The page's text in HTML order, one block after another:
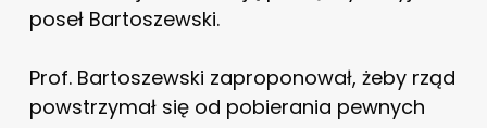
poseł Bartoszewski.
Prof. Bartoszewski zaproponował, żeby rząd
powstrzymał się od pobierania pewnych